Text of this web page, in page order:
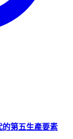
第五生產要素